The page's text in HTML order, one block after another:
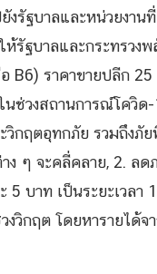
งรัฐบาลและหน่วยงาน
รัฐบาลและกระทรวงพ
B6) ราคาขายปลีก
นช่วงสถานการณ์โควิ
วิกฤตอุทกภัย รวมถึงภั
ง ๆ จะคลี่คลาย, 2. ล
5 บาท เป็นระยะเวลา
งวิกฤต โดยหารายได้